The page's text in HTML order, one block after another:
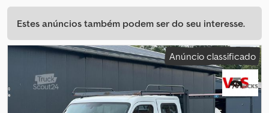
Estes anúncios também podem ser do seu interesse.
Anúncio classificado